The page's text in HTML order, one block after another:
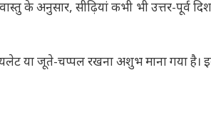
के अनुसार, सीढ़ियां कभी भी उत्तर-पूर्व
या जूते-चप्पल रखना अशुभ माना गया है।